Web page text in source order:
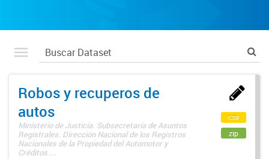
Robos y recuperos de
autos
Ministerio de Justicia. Subsecretaría de Asuntos
Registrales. Dirección Nacional de los Registros
Nacionales de la Propiedad del Automotor y
Créditos ...
csv
zip